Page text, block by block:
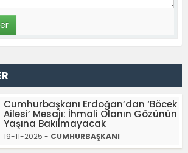
Cumhurbaşkanı Erdoğan’dan ‘Böcek
Ailesi’ Mesajı: İhmali Olanın Gözünün
Yaşına Bakılmayacak
19-11-2025 - CUMHURBAŞKANI